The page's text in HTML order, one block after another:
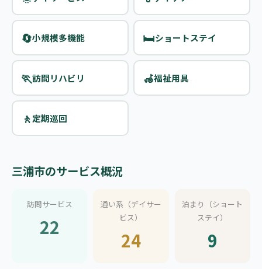
🔄小規模多機能 🛏️ショートステイ
🏃訪問リハビリ 🦽福祉用具
🚶定期巡回
三浦市のサービス概況
訪問サービス
22
通い系（デイサー
ビス）
24
泊まり（ショート
ステイ）
9